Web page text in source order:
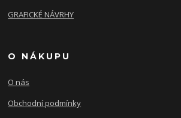
GRAFICKÉ NÁVRHY
O NÁKUPU
O nás
Obchodní podmínky